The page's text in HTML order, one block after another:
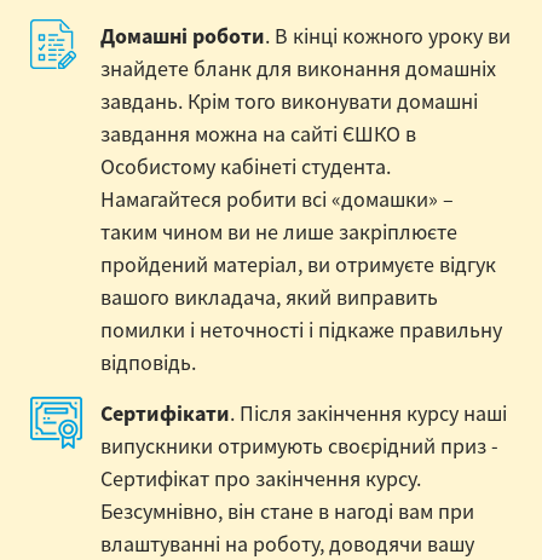
Домашні роботи. В кінці кожного уроку ви
знайдете бланк для виконання домашніх
завдань. Крім того виконувати домашні
завдання можна на сайті ЄШКО в
Особистому кабінеті студента.
Намагайтеся робити всі «домашки» –
таким чином ви не лише закріплюєте
пройдений матеріал, ви отримуєте відгук
вашого викладача, який виправить
помилки і неточності і підкаже правильну
відповідь.
Сертифікати. Після закінчення курсу наші
випускники отримують своєрідний приз -
Сертифікат про закінчення курсу.
Безсумнівно, він стане в нагоді вам при
влаштуванні на роботу, доводячи вашу